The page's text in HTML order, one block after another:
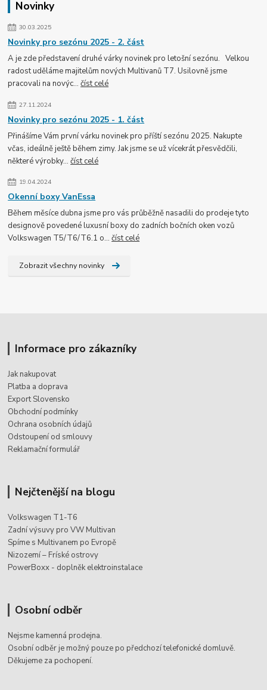
Novinky
30.03.2025
Novinky pro sezónu 2025 - 2. část
A je zde představení druhé várky novinek pro letošní sezónu. Velkou
radost uděláme majitelům nových Multivanů T7. Usilovně jsme
pracovali na novýc...číst celé
27.11.2024
Novinky pro sezónu 2025 - 1. část
Přinášíme Vám první várku novinek pro příští sezónu 2025. Nakupte
včas, ideálně ještě během zimy. Jak jsme se už vícekrát přesvědčili,
některé výrobky...číst celé
19.04.2024
Okenní boxy VanEssa
Během měsíce dubna jsme pro vás průběžně nasadili do prodeje tyto
designově povedené luxusní boxy do zadních bočních oken vozů
Volkswagen T5/T6/T6.1 o...číst celé
Zobrazit všechny novinky
Informace pro zákazníky
Jak nakupovat
Platba a doprava
Export Slovensko
Obchodní podmínky
Ochrana osobních údajů
Odstoupení od smlouvy
Reklamační formulář
Nejčtenější na blogu
Volkswagen T1-T6
Zadní výsuvy pro VW Multivan
Spíme s Multivanem po Evropě
Nizozemí – Fríské ostrovy
PowerBoxx - doplněk elektroinstalace
Osobní odběr
Nejsme kamenná prodejna.
Osobní odběr je možný pouze po předchozí telefonické domluvě.
Děkujeme za pochopení.